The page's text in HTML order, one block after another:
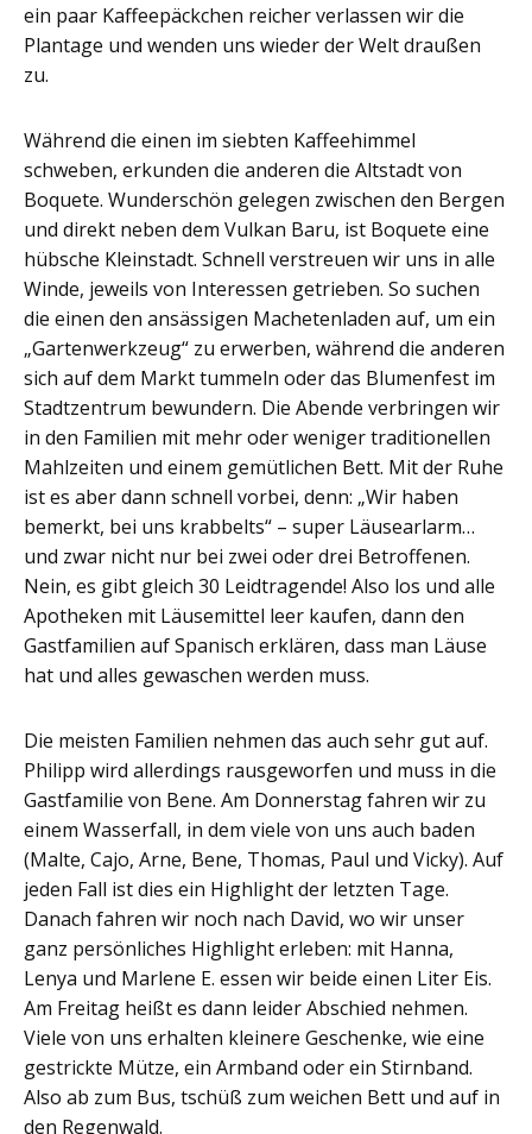
ein paar Kaffeepäckchen reicher verlassen wir die
Plantage und wenden uns wieder der Welt draußen
zu.
Während die einen im siebten Kaffeehimmel
schweben, erkunden die anderen die Altstadt von
Boquete. Wunderschön gelegen zwischen den Bergen
und direkt neben dem Vulkan Baru, ist Boquete eine
hübsche Kleinstadt. Schnell verstreuen wir uns in alle
Winde, jeweils von Interessen getrieben. So suchen
die einen den ansässigen Machetenladen auf, um ein
„Gartenwerkzeug“ zu erwerben, während die anderen
sich auf dem Markt tummeln oder das Blumenfest im
Stadtzentrum bewundern. Die Abende verbringen wir
in den Familien mit mehr oder weniger traditionellen
Mahlzeiten und einem gemütlichen Bett. Mit der Ruhe
ist es aber dann schnell vorbei, denn: „Wir haben
bemerkt, bei uns krabbelts“ – super Läusearlarm…
und zwar nicht nur bei zwei oder drei Betroffenen.
Nein, es gibt gleich 30 Leidtragende! Also los und alle
Apotheken mit Läusemittel leer kaufen, dann den
Gastfamilien auf Spanisch erklären, dass man Läuse
hat und alles gewaschen werden muss.
Die meisten Familien nehmen das auch sehr gut auf.
Philipp wird allerdings rausgeworfen und muss in die
Gastfamilie von Bene. Am Donnerstag fahren wir zu
einem Wasserfall, in dem viele von uns auch baden
(Malte, Cajo, Arne, Bene, Thomas, Paul und Vicky). Auf
jeden Fall ist dies ein Highlight der letzten Tage.
Danach fahren wir noch nach David, wo wir unser
ganz persönliches Highlight erleben: mit Hanna,
Lenya und Marlene E. essen wir beide einen Liter Eis.
Am Freitag heißt es dann leider Abschied nehmen.
Viele von uns erhalten kleinere Geschenke, wie eine
gestrickte Mütze, ein Armband oder ein Stirnband.
Also ab zum Bus, tschüß zum weichen Bett und auf in
den Regenwald.